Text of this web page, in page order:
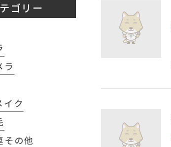
ゴリー
ラ
イク
その他